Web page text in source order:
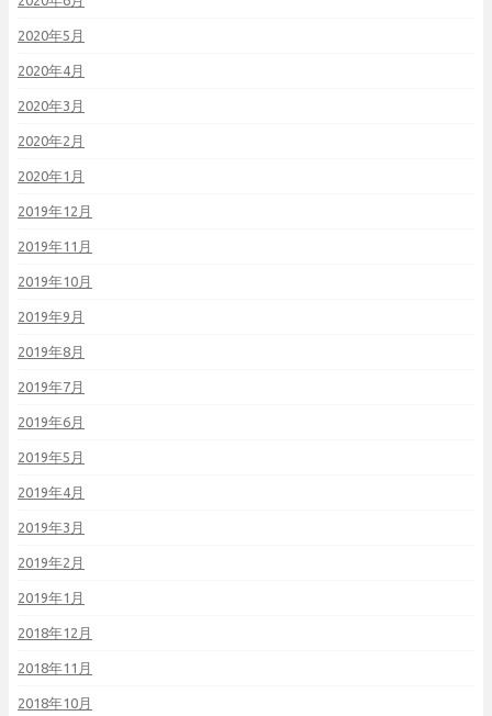
2020年5月
2020年4月
2020年3月
2020年2月
2020年1月
2019年12月
2019年11月
2019年10月
2019年9月
2019年8月
2019年7月
2019年6月
2019年5月
2019年4月
2019年3月
2019年2月
2019年1月
2018年12月
2018年11月
2018年10月